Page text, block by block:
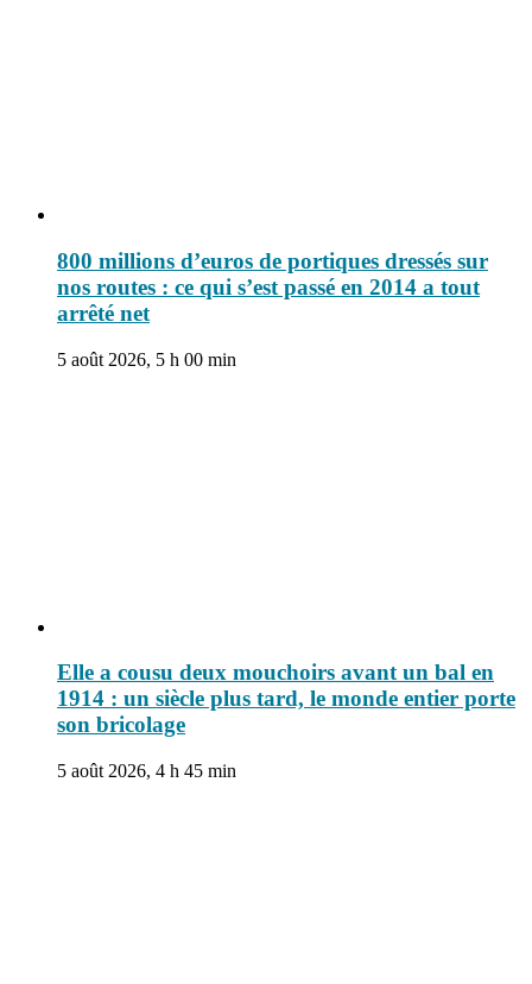
800 millions d’euros de portiques dressés sur
nos routes : ce qui s’est passé en 2014 a tout
arrêté net
5 août 2026, 5 h 00 min
Elle a cousu deux mouchoirs avant un bal en
1914 : un siècle plus tard, le monde entier porte
son bricolage
5 août 2026, 4 h 45 min